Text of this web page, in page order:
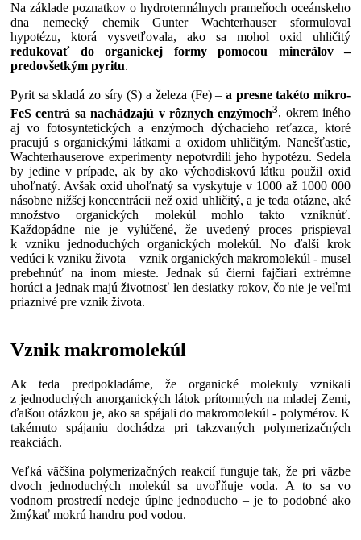
Na základe poznatkov o hydrotermálnych prameňoch oceánskeho
dna nemecký chemik Gunter Wachterhauser sformuloval
hypotézu, ktorá vysvetľovala, ako sa mohol oxid uhličitý
redukovať do organickej formy pomocou minerálov –
predovšetkým pyritu.
Pyrit sa skladá zo síry (S) a železa (Fe) – a presne takéto mikro-
FeS centrá sa nachádzajú v rôznych enzýmoch3, okrem iného
aj vo fotosyntetických a enzýmoch dýchacieho reťazca, ktoré
pracujú s organickými látkami a oxidom uhličitým. Nanešťastie,
Wachterhauserove experimenty nepotvrdili jeho hypotézu. Sedela
by jedine v prípade, ak by ako východiskovú látku použil oxid
uhoľnatý. Avšak oxid uhoľnatý sa vyskytuje v 1000 až 1000 000
násobne nižšej koncentrácii než oxid uhličitý, a je teda otázne, aké
množstvo organických molekúl mohlo takto vzniknúť.
Každopádne nie je vylúčené, že uvedený proces prispieval
k vzniku jednoduchých organických molekúl. No ďalší krok
vedúci k vzniku života – vznik organických makromolekúl - musel
prebehnúť na inom mieste. Jednak sú čierni fajčiari extrémne
horúci a jednak majú životnosť len desiatky rokov, čo nie je veľmi
priaznivé pre vznik života.
Vznik makromolekúl
Ak teda predpokladáme, že organické molekuly vznikali
z jednoduchých anorganických látok prítomných na mladej Zemi,
ďalšou otázkou je, ako sa spájali do makromolekúl - polymérov. K
takémuto spájaniu dochádza pri takzvaných polymerizačných
reakciách.
Veľká väčšina polymerizačných reakcií funguje tak, že pri väzbe
dvoch jednoduchých molekúl sa uvoľňuje voda. A to sa vo
vodnom prostredí nedeje úplne jednoducho – je to podobné ako
žmýkať mokrú handru pod vodou.